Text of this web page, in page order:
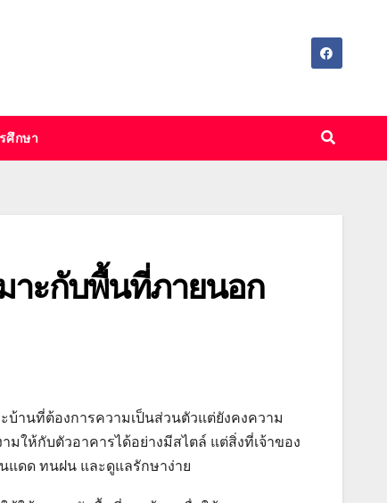
ศึกษา
าะกับพื้นที่ภายนอก
านที่ต้องการความเป็นส่วนตัวแต่ยังคงความ
มให้กับตัวอาคารได้อย่างมีสไตล์ แต่สิ่งที่เจ้าของ
แดด ทนฝน และดูแลรักษาง่าย